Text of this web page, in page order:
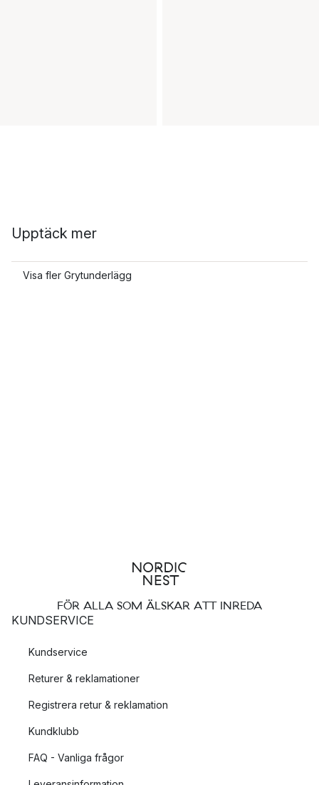
Upptäck mer
Visa fler Grytunderlägg
FÖR ALLA SOM ÄLSKAR ATT INREDA
KUNDSERVICE
Kundservice
Returer & reklamationer
Registrera retur & reklamation
Kundklubb
FAQ - Vanliga frågor